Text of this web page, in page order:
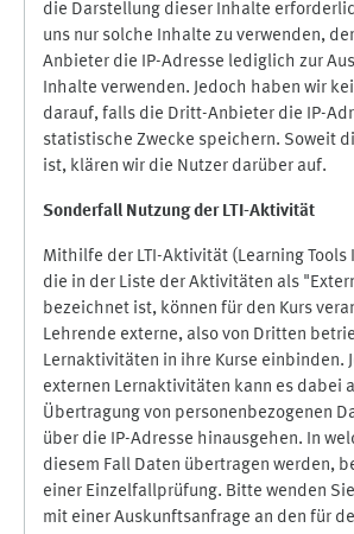
die Darstellung dieser Inhalte
uns nur solche Inhalte zu verwenden,
Anbieter die IP-Adresse lediglich zur
Inhalte verwenden. Jedoch haben wir
darauf, falls die Dritt-Anbieter die IP-
statistische Zwecke speichern. Soweit
ist, klären wir die Nutzer darüber auf.
Sonderfall Nutzung der LTI-Aktivität
Mithilfe der LTI-Aktivität (Learning
die in der Liste der Aktivitäten als
bezeichnet ist, können für den Kurs
Lehrende externe, also von Dritten
Lernaktivitäten in ihre Kurse einbinden.
externen Lernaktivitäten kann es dabei
Übertragung von personenbezogenen
über die IP-Adresse hinausgehen. In
diesem Fall Daten übertragen werden,
einer Einzelfallprüfung. Bitte wenden
mit einer Auskunftsanfrage an den für